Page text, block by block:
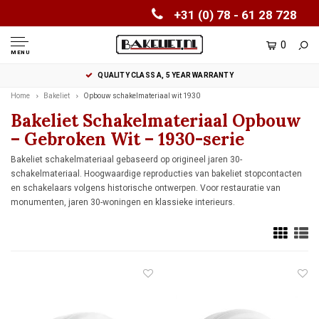
+31 (0) 78 - 61 28 728
MENU
0
QUALITY CLASS A, 5 YEAR WARRANTY
Home Bakeliet Opbouw schakelmateriaal wit 1930
Bakeliet Schakelmateriaal Opbouw
– Gebroken Wit – 1930-serie
Bakeliet schakelmateriaal gebaseerd op origineel jaren 30-
schakelmateriaal. Hoogwaardige reproducties van bakeliet stopcontacten
en schakelaars volgens historische ontwerpen. Voor restauratie van
monumenten, jaren 30-woningen en klassieke interieurs.